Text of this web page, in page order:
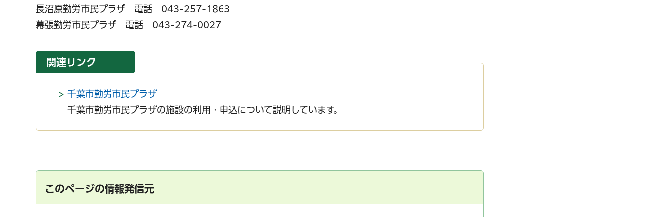
長沼原勤労市民プラザ 電話 043-257-1863
幕張勤労市民プラザ 電話 043-274-0027
関連リンク
千葉市勤労市民プラザ
千葉市勤労市民プラザの施設の利用・申込について説明しています。
このページの情報発信元